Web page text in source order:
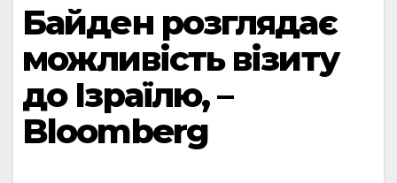
Байден розглядає
можливість візиту
до Ізраїлю, –
Bloomberg